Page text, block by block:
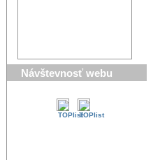
Návštevnosť webu